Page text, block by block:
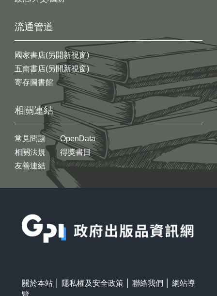
流通管道
國家書店(另開新視窗)
五南書店(另開新視窗)
寄存圖書館
相關連結
常見問題
相關法規
友善連結
OpenData
得獎書目
關於本站 隱私權及安全政策 聯絡我們
網站導